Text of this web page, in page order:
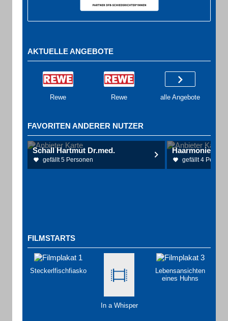
AKTUELLE ANGEBOTE
Rewe Rewe alle Angebote
FAVORITEN ANDERER NUTZER
Schall Hartmut Dr.med.
gefällt 5 Personen gefällt 4
FILMSTARTS
Steckerlfischfiasko
In a Whisper
Lebensansichten
eines Huhns